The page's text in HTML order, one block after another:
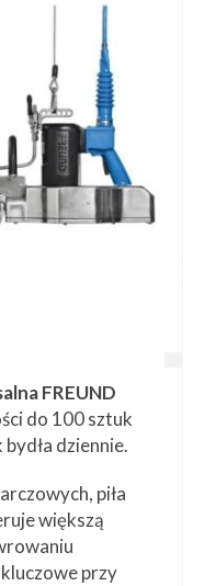
FREUND
do 100 sztuk
dziennie.
piła
większą
przy